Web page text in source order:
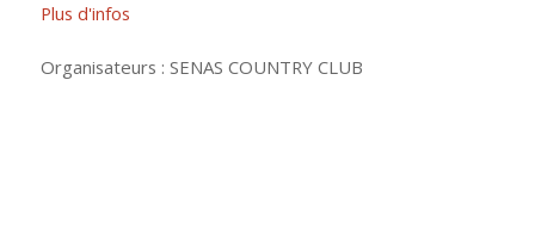
Plus d'infos
Organisateurs : SENAS COUNTRY CLUB